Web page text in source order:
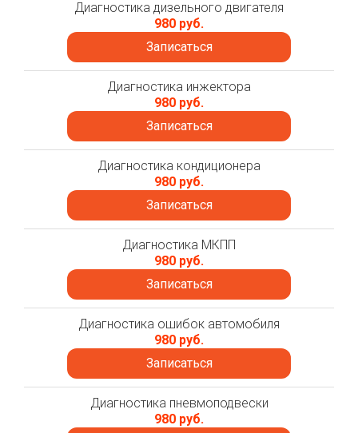
Диагностика дизельного двигателя
980 руб.
Записаться
Диагностика инжектора
980 руб.
Записаться
Диагностика кондиционера
980 руб.
Записаться
Диагностика МКПП
980 руб.
Записаться
Диагностика ошибок автомобиля
980 руб.
Записаться
Диагностика пневмоподвески
980 руб.